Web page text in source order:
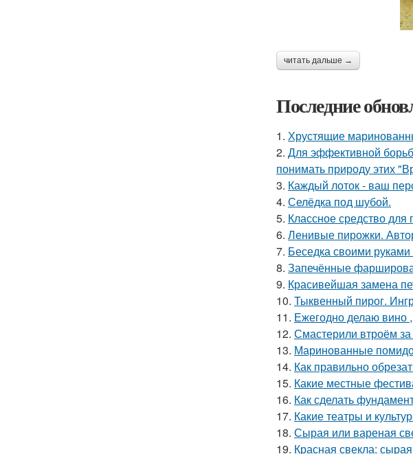
читать дальше →
Последние
1. Хрустящие
2. Для эффективной
понимать природу этих
3. Каждый лоток - ваш
4. Селёдка под шубой.
5. Классное средство
6. Ленивые пирожки.
7. Беседка своими
8. Запечённые
9. Красивейшая замена
10. Тыквенный пирог.
11. Ежегодно делаю вино
12. Смастерили втроём
13. Маринованные
14. Как правильно
15. Какие местные
16. Как сделать
17. Какие театры и
18. Сырая или вареная
19. Красная свекла: